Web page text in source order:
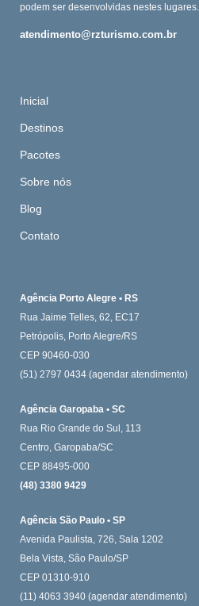
podem ser desenvolvidas nestes lugares.
atendimento@rzturismo.com.br
Inicial
Destinos
Pacotes
Sobre nós
Blog
Contato
Agência Porto Alegre • RS
Rua Jaime Telles, 62, EC17
Petrópolis, Porto Alegre/RS
CEP 90460-030
(51) 2797 0434 (agendar atendimento)
Agência Garopaba • SC
Rua Rio Grande do Sul, 113
Centro, Garopaba/SC
CEP 88495-000
(48) 3380 9429
Agência São Paulo • SP
Avenida Paulista, 726, Sala 1202
Bela Vista, São Paulo/SP
CEP 01310-910
(11) 4063 3940 (agendar atendimento)